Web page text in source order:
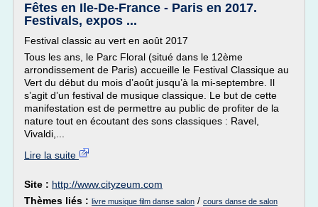
Fêtes en Ile-De-France - Paris en 2017.
Festivals, expos ...
Festival classic au vert en août 2017
Tous les ans, le Parc Floral (situé dans le 12ème
arrondissement de Paris) accueille le Festival Classique au
Vert du début du mois d’août jusqu’à la mi-septembre. Il
s’agit d’un festival de musique classique. Le but de cette
manifestation est de permettre au public de profiter de la
nature tout en écoutant des sons classiques : Ravel,
Vivaldi,...
Lire la suite
Site : http://www.cityzeum.com
Thèmes liés : livre musique film danse salon / cours danse de salon